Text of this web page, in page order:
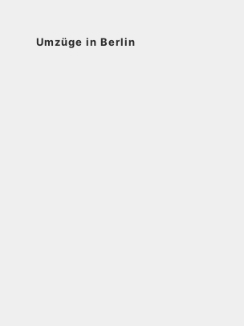
Umzüge in Berlin